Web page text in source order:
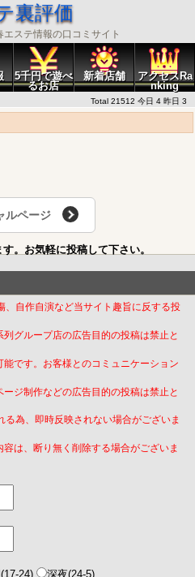
裏評価
ステ情報の口コミサイト
5千円で遊べ
るお店
新着店舗
アクセスRa
nking
Total 21512 今日 4 昨日 3
ルページ
。お気軽に投稿して下さい。
自作自演など当サイト趣旨に反する投
グループ店の広告目的の投稿は禁止と
です。お客様とのコミュニケーション
ジ制作などの広告目的の投稿は禁止と
為、即時反映されない場合がございま
は、断り無く削除する場合がございま
24) 深夜(24-5)